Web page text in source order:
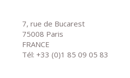
7, rue de Bucarest
75008 Paris
FRANCE
Tél: +33 (0)1 85 09 05 83